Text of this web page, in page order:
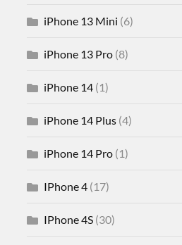
iPhone 13 Mini (6)
iPhone 13 Pro (8)
iPhone 14 (1)
iPhone 14 Plus (4)
iPhone 14 Pro (1)
IPhone 4 (17)
IPhone 4S (30)